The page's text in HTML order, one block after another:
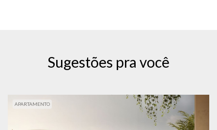
Sugestões pra você
APARTAMENTO